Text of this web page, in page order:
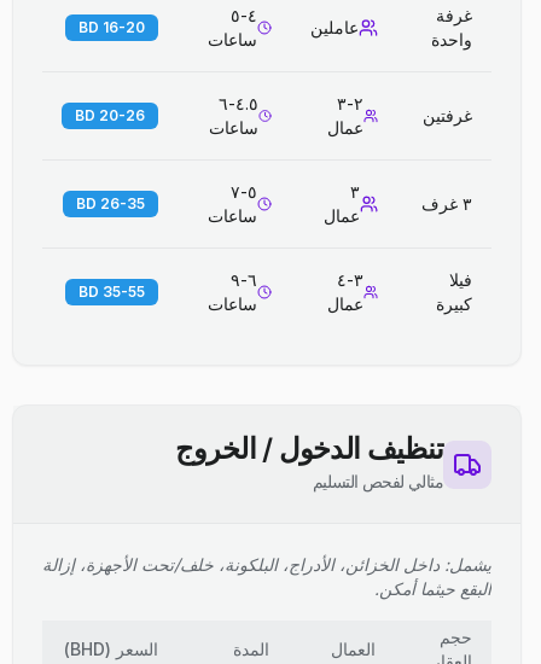
غرفة
واحدة
عاملين
٤-٥
ساعات
16-20 BD
غرفتين
٢-٣
عمال
٤.٥-٦
ساعات
20-26 BD
٣ غرف
٣
عمال
٥-٧
ساعات
26-35 BD
فيلا
كبيرة
٣-٤
عمال
٦-٩
ساعات
35-55 BD
تنظيف الدخول / الخروج
مثالي لفحص التسليم
يشمل: داخل الخزائن، الأدراج، البلكونة، خلف/تحت الأجهزة، إزالة
البقع حيثما أمكن.
حجم
العمال المدة السعر (
BHD
)